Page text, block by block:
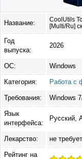
Название:
CoolUtils
[Multi/Ru]
Год
выпуска:
2026
ОС: Windows
Категория: Работа с
Требования: Windows
Язык
интерфейса:
Русский,
Лекарство: не
Рейтинг на